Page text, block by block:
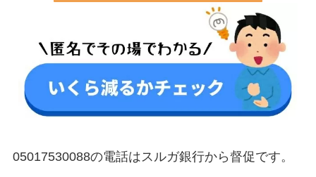
05017530088の電話はスルガ銀行から督促です。